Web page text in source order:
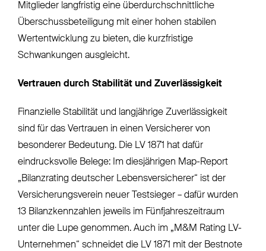
Mitglieder langfristig eine überdurchschnittliche
Überschussbeteiligung mit einer hohen stabilen
Wertentwicklung zu bieten, die kurzfristige
Schwankungen ausgleicht.
Vertrauen durch Stabilität und Zuverlässigkeit
Finanzielle Stabilität und langjährige Zuverlässigkeit
sind für das Vertrauen in einen Versicherer von
besonderer Bedeutung. Die LV 1871 hat dafür
eindrucksvolle Belege: Im diesjährigen Map-Report
„Bilanzrating deutscher Lebensversicherer“ ist der
Versicherungsverein neuer Testsieger – dafür wurden
13 Bilanzkennzahlen jeweils im Fünfjahreszeitraum
unter die Lupe genommen. Auch im „M&M Rating LV-
Unternehmen“ schneidet die LV 1871 mit der Bestnote